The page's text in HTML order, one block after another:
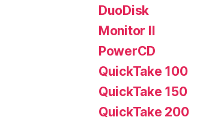
DuoDisk
Monitor II
PowerCD
QuickTake 100
QuickTake 150
QuickTake 200